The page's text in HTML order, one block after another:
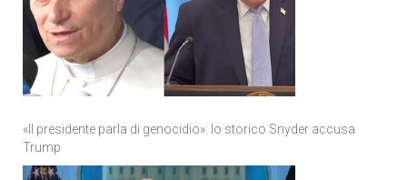
«Il presidente parla di genocidio»: lo storico Snyder accusa
Trump